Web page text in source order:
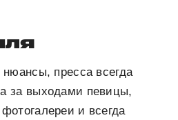
пресса всегда
за выходами певицы,
и всегда